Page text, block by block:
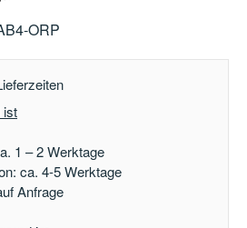
ORP
ist
1 – 2 Werktage
ca. 4-5 Werktage
Anfrage